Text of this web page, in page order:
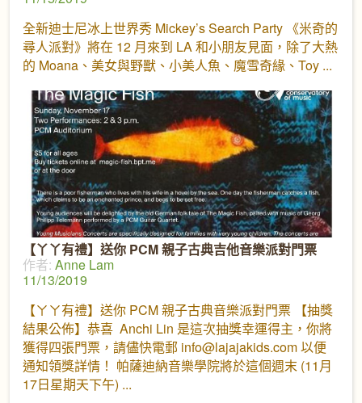
全新迪士尼冰上世界秀 Mickey’s Search Party 《米奇的
尋人派對》將在 12 月來到 LA 和小朋友見面，除了大熱
的 Moana、美女與野獸、小美人魚、魔雪奇緣、Toy
【丫丫有禮】送你 PCM 親子古典吉他音樂派對門票
作者: Anne Lam
11/13/2019
【ㄚㄚ有禮】送你 PCM 親子古典音樂派對門票 【抽獎
結果公佈】恭喜 Anchi Lin 是這次抽獎幸運得主，你將
獲得四張門票，請儘快電郵 info@lajajakids.com 以便
通知領獎詳情！ 帕薩迪納音樂學院將於這個週末 (11月
17日星期天下午)